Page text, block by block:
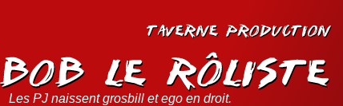
Les PJ naissent grosbill et ego en droit.